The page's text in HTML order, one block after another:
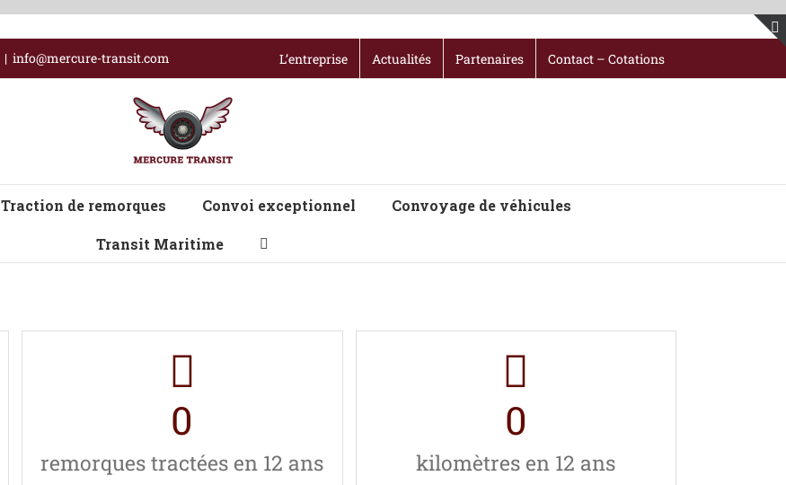
| info@mercure-transit.com L’entreprise Actualités Partenaires Contact – Cotations
Traction de remorques Convoi exceptionnel Convoyage de véhicules
Transit Maritime
0
remorques tractées en 12 ans
0
kilomètres en 12 ans